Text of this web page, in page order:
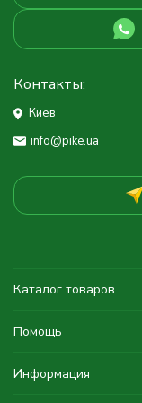
Контакты:
Киев
info@pike.ua
Каталог товаров
Помощь
Информация